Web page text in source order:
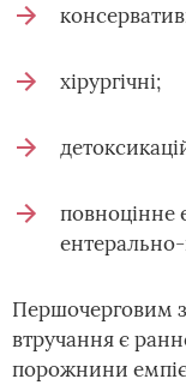
хірургічні;
повноцінне
Першочерговим
втручання є
порожнини